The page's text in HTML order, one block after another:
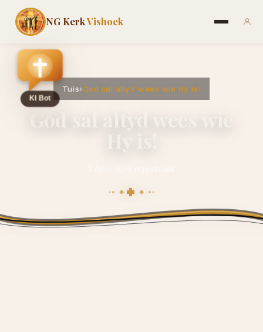
NG KerkVishoek
Tuis›God sal altyd wees wie Hy is!